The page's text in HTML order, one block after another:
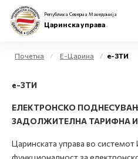
За нас
Бизнис заедница
Република Северна Македонија
Царинска управа
Почетна Е-Царина е-ЗТИ
е-ЗТИ
ЕЛЕКТРОНСКО
ЗАДОЛЖИТЕЛНА ТАРИФНА
Царинската управа во
функционалност за